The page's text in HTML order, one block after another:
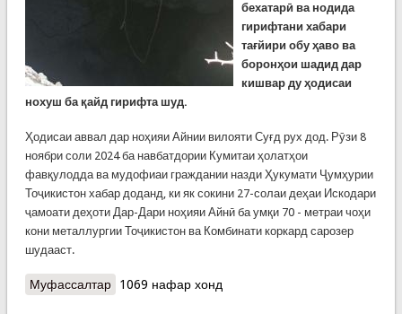
бехатарӣ ва нодида
гирифтани хабари
тағйири обу ҳаво ва
боронҳои шадид дар
кишвар ду ҳодисаи
нохуш ба қайд гирифта шуд.
Ҳодисаи аввал дар ноҳияи Айнии вилояти Суғд рух дод. Рӯзи 8
ноябри соли 2024 ба навбатдории Кумитаи ҳолатҳои
фавқулодда ва мудофиаи граждании назди Ҳукумати Ҷумҳурии
Тоҷикистон хабар доданд, ки як сокини 27-солаи деҳаи Искодари
ҷамоати деҳоти Дар-Дари ноҳияи Айнӣ ба умқи 70 - метраи чоҳи
кони металлургии Тоҷикистон ва Комбинати коркард сарозер
шудааст.
Муфассалтаро Ду ҳодисаи нохуш дар кишвар бар асари риоя
1069 нафар хонд